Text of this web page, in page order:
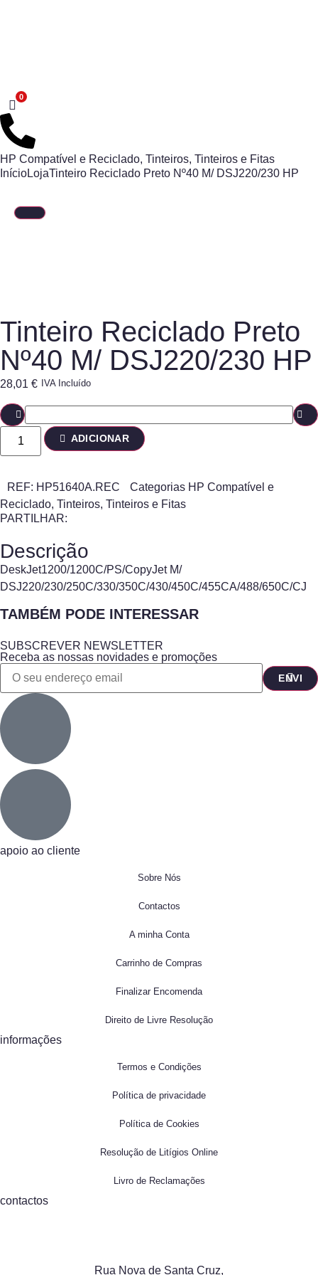
HP Compatível e Reciclado, Tinteiros, Tinteiros e Fitas
InícioLojaTinteiro Reciclado Preto Nº40 M/ DSJ220/230 HP
Tinteiro Reciclado Preto
Nº40 M/ DSJ220/230 HP
28,01 € IVA Incluído
ADICIONAR
REF: HP51640A.REC Categorias HP Compatível e
Reciclado, Tinteiros, Tinteiros e Fitas
PARTILHAR:
Descrição
DeskJet1200/1200C/PS/CopyJet M/
DSJ220/230/250C/330/350C/430/450C/455CA/488/650C/CJ
TAMBÉM PODE INTERESSAR
SUBSCREVER NEWSLETTER
Receba as nossas novidades e promoções
apoio ao cliente
Sobre Nós
Contactos
A minha Conta
Carrinho de Compras
Finalizar Encomenda
Direito de Livre Resolução
informações
Termos e Condições
Política de privacidade
Política de Cookies
Resolução de Litígios Online
Livro de Reclamações
contactos
Rua Nova de Santa Cruz,